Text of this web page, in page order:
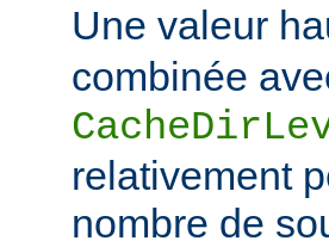
Une valeur
combinée
relativement
nombre de